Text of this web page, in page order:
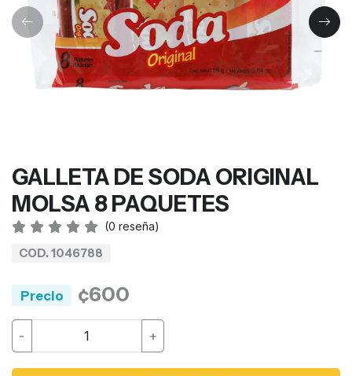
GALLETA DE SODA ORIGINAL
MOLSA 8 PAQUETES
(0 reseña)
COD. 1046788
Precio ¢600
- +